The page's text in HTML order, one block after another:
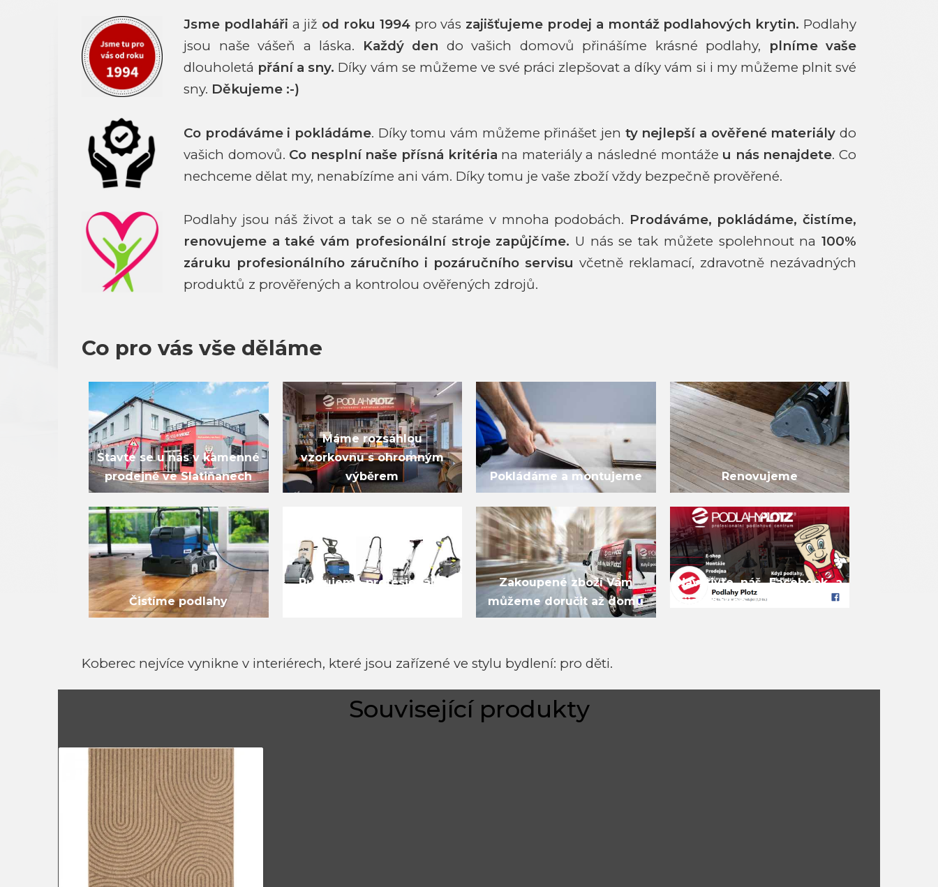
Jsme podlaháři a již od roku 1994pro vás zajišťujeme prodej a montáž podlahových krytin. Podlahy
jsou naše vášeň a láska.
Každý den do vašich domovů přinášíme krásné podlahy,
plníme vaše
dlouholetá přání a sny. Díky vám se můžeme ve své práci zlepšovat a díky vám si i my můžeme plnit své
sny. Děkujeme :-)
Co prodáváme i pokládáme. Díky tomu vám můžeme přinášet jen ty nejlepší a ověřené materiály do
vašich domovů. Co nesplní naše přísná kritéria na materiály a následné montáže u nás nenajdete. Co
nechceme dělat my, nenabízíme ani vám. Díky tomu je vaše zboží vždy bezpečně prověřené.
Podlahy jsou náš život a tak se o ně staráme v mnoha podobách. Prodáváme, pokládáme, čistíme,
renovujeme a také vám profesionální stroje zapůjčíme. U nás se tak můžete spolehnout na100%
záruku profesionálního záručního i pozáručního servisu včetně reklamací, zdravotně nezávadných
produktů z prověřených a kontrolou ověřených zdrojů.
Co pro vás vše děláme
Stavte se u nás v kamenné
prodejně ve Slatiňanech
Máme rozsáhlou
vzorkovnu s ohromným
výběrem
Pokládáme a montujeme Renovujeme
Čistíme podlahy
Půjčujeme profesionální
Zakoupené zboží Vám
můžeme doručit až domů
Navštivte náš Facebook a
zjistíte více
Koberec nejvíce vynikne v interiérech, které jsou zařízené ve stylu bydlení: pro děti.